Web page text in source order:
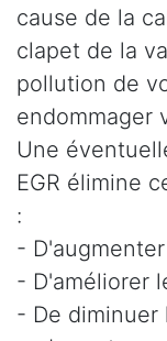
cause de la
clapet de la
pollution de
endommager
Une
EGR élimine
:
-
- D'améliorer
- De diminuer